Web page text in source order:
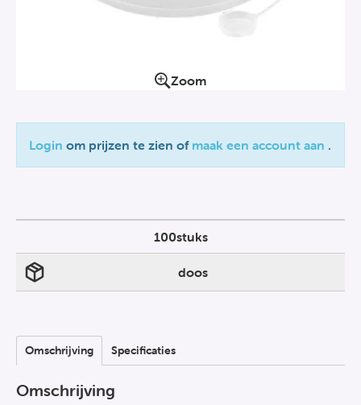
Zoom
Login om prijzen te zien of maak een account aan .
100stuks
doos
Omschrijving Specificaties
Omschrijving